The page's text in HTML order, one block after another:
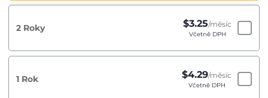
2 Roky $3.25/měsíc
Včetně DPH
1 Rok $4.29/měsíc
Včetně DPH